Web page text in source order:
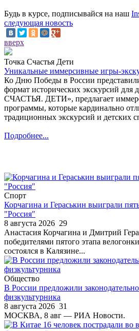
Будь в курсе, подписывайся на наш
следующая новость
вверх
Точка Счастья Дети
Уникальные иммерсивные игры-
Ко Дню Победы в России
формат исторических экскурсий
СЧАСТЬЯ. ДЕТИ», предлагает
программы, которые кардинально
традиционных экскурсий и детских
Подробнее...
Спорт
Корчагина и Гераськин выиграли
"Россия"
8 августа 2026 29
Анастасия Корчагина и Дмитрий
победителями пятого этапа
состоялся в Калязине...
Общество
В России предложили
физкультурника
8 августа 2026 31
МОСКВА, 8 авг — РИА Новости.